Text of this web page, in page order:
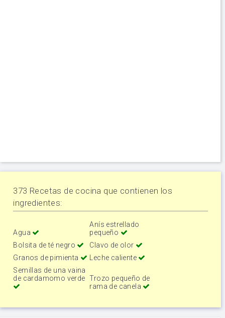
373 Recetas de cocina que contienen los
ingredientes:
Agua
Anís estrellado
pequeño
Bolsita de té negro
Clavo de olor
Granos de pimienta
Leche caliente
Semillas de una vaina
de cardamomo verde Trozo pequeño de
rama de canela